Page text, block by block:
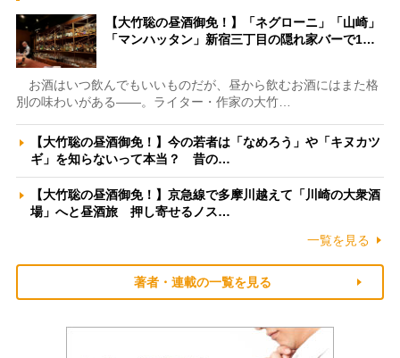
【大竹聡の昼酒御免！】「ネグローニ」「山崎」
「マンハッタン」新宿三丁目の隠れ家バーで1…
お酒はいつ飲んでもいいものだが、昼から飲むお酒にはまた格
別の味わいがある――。ライター・作家の大竹…
【大竹聡の昼酒御免！】今の若者は「なめろう」や「キヌカツ
ギ」を知らないって本当？ 昔の…
【大竹聡の昼酒御免！】京急線で多摩川越えて「川崎の大衆酒
場」へと昼酒旅 押し寄せるノス…
一覧を見る
著者・連載の一覧を見る